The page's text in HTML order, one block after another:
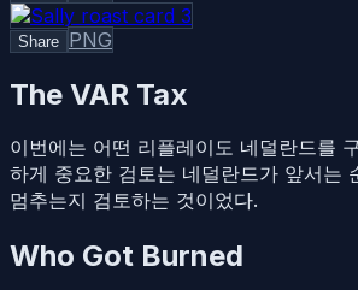
Share PNG
The VAR Tax
이번에는 어떤 리플레이도 네덜란드를
하게 중요한 검토는 네덜란드가 앞서는
멈추는지 검토하는 것이었다.
Who Got Burned